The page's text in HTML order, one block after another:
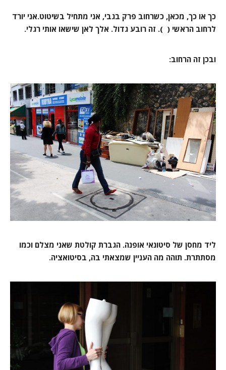
כך או כך, מכאן, כשרחוב פרק בגבי, אני מתחיל בשיטוט.אני יורד
לרחוב הראשי ( ). זה רובע גדול. אלך לאן שישאו אותי רגלי.
ובכן זה הרחוב:
ליד מחסן של סיטונאי אופנה. הגברת קולטת שאני מצלם וכמו
מסתתרת. תוהה מה העניין שמצאתי בה, בסיטואציה.